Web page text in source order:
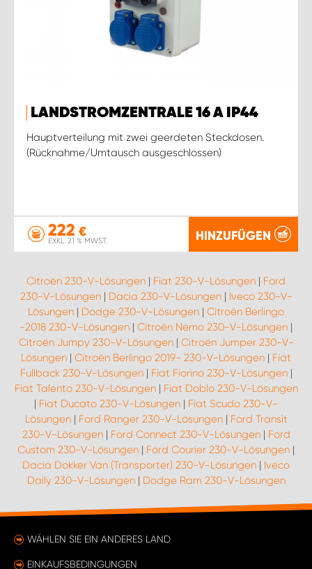
LANDSTROMZENTRALE 16 A IP44
Hauptverteilung mit zwei geerdeten Steckdosen.
(Rücknahme/Umtausch ausgeschlossen)
222 €
EXKL. 21 % MWST. HINZUFÜGEN
Citroën 230-V-Lösungen | Fiat 230-V-Lösungen | Ford
230-V-Lösungen| Dacia 230-V-Lösungen| Iveco 230-V-
Lösungen | Dodge 230-V-Lösungen | Citroën Berlingo
-2018 230-V-Lösungen | Citroën Nemo 230-V-Lösungen |
Citroën Jumpy 230-V-Lösungen| Citroën Jumper 230-V-
Lösungen | Citroën Berlingo 2019- 230-V-Lösungen | Fiat
Fullback 230-V-Lösungen| Fiat Fiorino 230-V-Lösungen|
Fiat Talento 230-V-Lösungen| Fiat Doblo 230-V-Lösungen
| Fiat Ducato 230-V-Lösungen | Fiat Scudo 230-V-
Lösungen| Ford Ranger 230-V-Lösungen| Ford Transit
230-V-Lösungen| Ford Connect 230-V-Lösungen| Ford
Custom 230-V-Lösungen | Ford Courier 230-V-Lösungen |
Dacia Dokker Van (Transporter) 230-V-Lösungen | Iveco
Daily 230-V-Lösungen| Dodge Ram 230-V-Lösungen
WÄHLEN SIE EIN ANDERES LAND
EINKAUFSBEDINGUNGEN